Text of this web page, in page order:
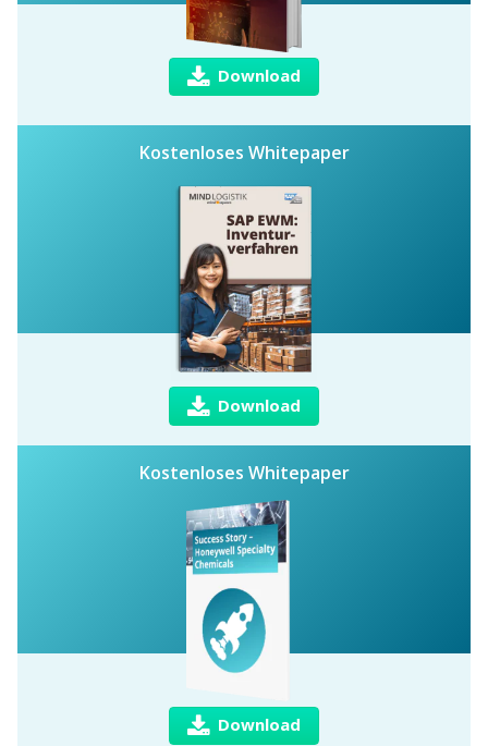
Download
Kostenloses Whitepaper
Download
Kostenloses Whitepaper
Download